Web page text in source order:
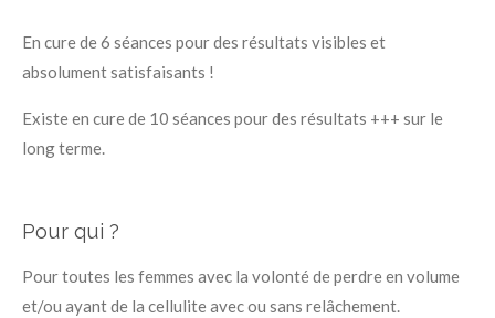
En cure de 6 séances pour des résultats visibles et
absolument satisfaisants !
Existe en cure de 10 séances pour des résultats +++ sur le
long terme.
Pour qui ?
Pour toutes les femmes avec la volonté de perdre en volume
et/ou ayant de la cellulite avec ou sans relâchement.